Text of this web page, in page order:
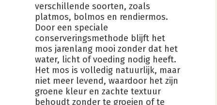
verschillende soorten, zoals
platmos, bolmos en rendiermos.
Door een speciale
conserveringsmethode blijft het
mos jarenlang mooi zonder dat het
water, licht of voeding nodig heeft.
Het mos is volledig natuurlijk, maar
niet meer levend, waardoor het zijn
groene kleur en zachte textuur
behoudt zonder te groeien of te